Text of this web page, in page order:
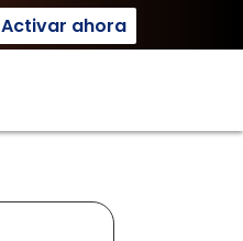
Activar ahora